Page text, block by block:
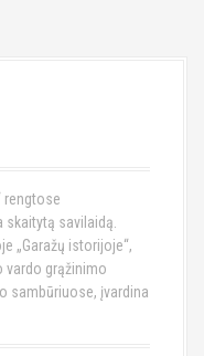
rengtose
savilaidą.
„Garažų istorijoje“,
vardo grąžinimo
sambūriuose, įvardina